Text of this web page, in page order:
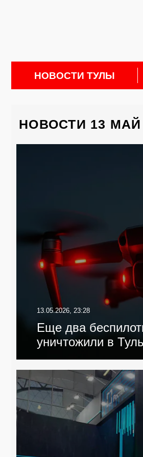
НОВОСТИ ТУЛЫ
НОВОСТИ 13 МАЙ
13.05.2026, 23:28
Еще два
уничтожили в